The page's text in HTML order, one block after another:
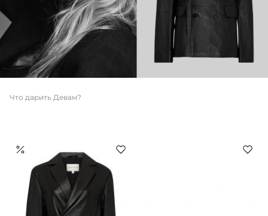
Что дарить Девам?